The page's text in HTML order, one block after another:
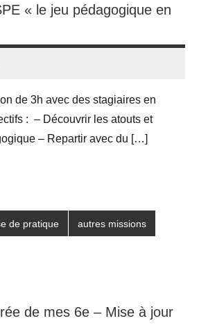
« le jeu pédagogique en
de 3h avec des stagiaires en
: – Découvrir les atouts et
– Repartir avec du […]
de pratique autres missions
de mes 6e – Mise à jour